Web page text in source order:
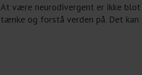
At være neurodivergent er ikke
tænke og forstå verden på. Det